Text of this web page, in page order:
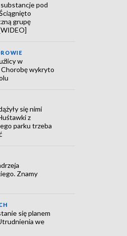
pod
grupę
w
Chorobę wykryto
się nimi
z
parku trzeba
Znamy
się planem
we